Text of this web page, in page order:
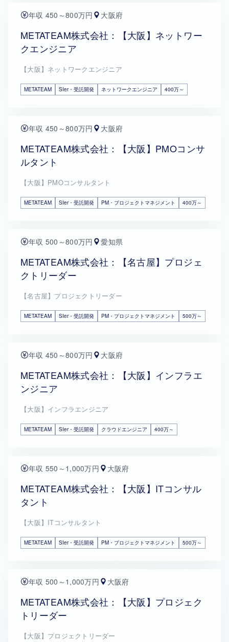
年収 450～800万円 大阪府
METATEAM株式会社：【大阪】ネットワー
クエンジニア
【大阪】ネットワークエンジニア
METATEAM SIer・受託開発 ネットワークエンジニア 400万～
年収 450～800万円 大阪府
METATEAM株式会社：【大阪】PMOコンサ
ルタント
【大阪】PMOコンサルタント
METATEAM SIer・受託開発 PM・プロジェクトマネジメント 400万～
年収 500～800万円 愛知県
METATEAM株式会社：【名古屋】プロジェ
クトリーダー
【名古屋】プロジェクトリーダー
METATEAM SIer・受託開発 PM・プロジェクトマネジメント 500万～
年収 450～800万円 大阪府
METATEAM株式会社：【大阪】インフラエ
ンジニア
【大阪】インフラエンジニア
METATEAM SIer・受託開発 クラウドエンジニア 400万～
年収 550～1,000万円 大阪府
METATEAM株式会社：【大阪】ITコンサル
タント
【大阪】ITコンサルタント
METATEAM SIer・受託開発 PM・プロジェクトマネジメント 500万～
年収 500～1,000万円 大阪府
METATEAM株式会社：【大阪】プロジェク
トリーダー
【大阪】プロジェクトリーダー